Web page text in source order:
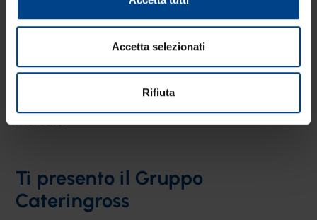
Accetta selezionati
Rifiuta
Grazie ai rapporti continui con soci, con fornitori e
unosservatorio privilegiatoche consente di
captare in anticipo tendenze e cambiamenti del
mercato.
Ti presento il Gruppo
Cateringross